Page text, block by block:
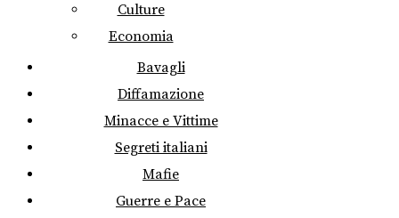
Culture
Economia
Bavagli
Diffamazione
Minacce e Vittime
Segreti italiani
Mafie
Guerre e Pace